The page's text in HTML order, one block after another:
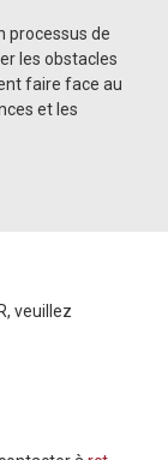
processus de
les obstacles
faire face au
et les
veuillez